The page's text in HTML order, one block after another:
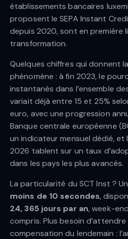
établissements bancaires
proposent le SEPA Instant
depuis 2020, sont en première
transformation.
Quelques chiffres qui donnent
phénomène : à fin 2023, le
instantanés dans l’ensemble
variait déjà entre 15 et 25%
euro, avec une progression
Banque centrale européenne
un indicateur mensuel dédié,
2026 tablent sur un taux
dans les pays les plus avancés.
La particularité du SCT Inst ?
moins de 10 secondes,
24, 365 jours par an, week-
compris. Plus besoin
compensation du lendemain :